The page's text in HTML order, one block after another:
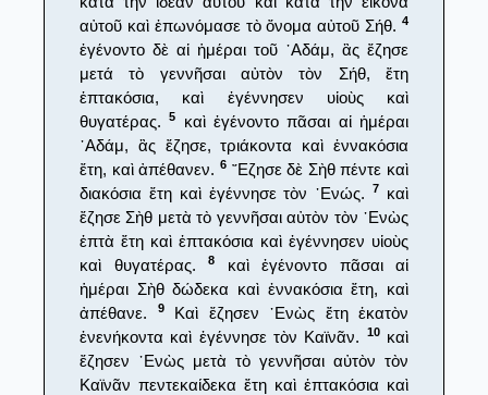
αὐτοῦ καὶ ἐπωνόμασε τὸ ὄνομα αὐτοῦ Σήθ. 4
ἐγένοντο δὲ αἱ ἡμέραι τοῦ ᾿Αδάμ, ἃς ἔζησε
μετά τὸ γεννῆσαι αὐτὸν τὸν Σήθ, ἔτη
ἑπτακόσια, καὶ ἐγέννησεν υἱοὺς καὶ
θυγατέρας.5
καὶ ἐγένοντο πᾶσαι αἱ ἡμέραι
᾿Αδάμ, ἃς ἔζησε, τριάκοντα καὶ ἐννακόσια
ἔτη, καὶ ἀπέθανεν. 6῎Εζησε δὲ Σὴθ πέντε καὶ
διακόσια ἔτη καὶ ἐγέννησε τὸν ᾿Ενώς.
7
καὶ
ἔζησε Σὴθ μετὰ τὸ γεννῆσαι αὐτὸν τὸν ᾿Ενὼς
ἑπτὰ ἔτη καὶ ἑπτακόσια καὶ ἐγέννησεν υἱοὺς
καὶ θυγατέρας.
8
καὶ ἐγένοντο πᾶσαι αἱ
ἡμέραι Σὴθ δώδεκα καὶ ἐννακόσια ἔτη, καὶ
ἀπέθανε.
9Καὶ ἔζησεν ᾿Ενὼς ἔτη ἑκατὸν
ἐνενήκοντα καὶ ἐγέννησε τὸν Καϊνᾶν.
10καὶ
ἔζησεν ᾿Ενὼς μετὰ τὸ γεννῆσαι αὐτὸν τὸν
Καϊνᾶν πεντεκαίδεκα ἔτη καὶ ἑπτακόσια καὶ